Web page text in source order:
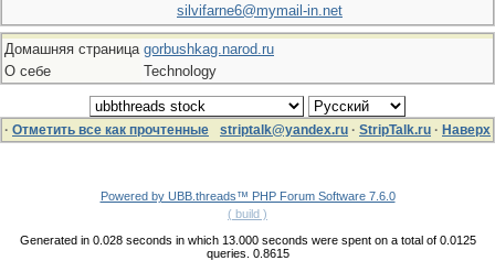
silvifarne6@mymail-in.net
Домашняя страница gorbushkag.narod.ru
О себе
Technology
· Отметить все как прочтенные striptalk@yandex.ru · StripTalk.ru · Наверх
Powered by UBB.threads™ PHP Forum Software 7.6.0
( build )
Generated in 0.028 seconds in which 13.000 seconds were spent on a total of 0.0125
queries. 0.8615